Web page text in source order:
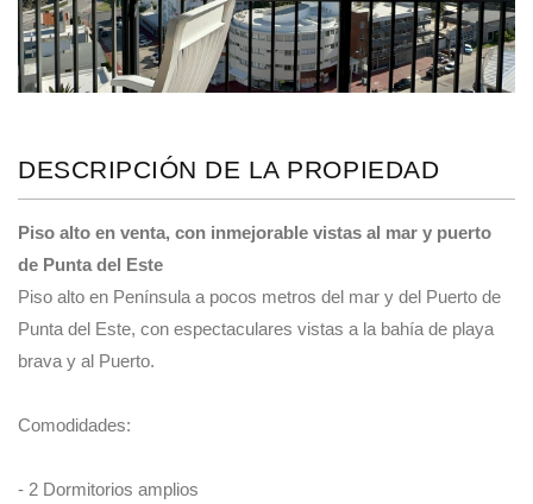
DESCRIPCIÓN DE LA PROPIEDAD
Piso alto en venta, con inmejorable vistas al mar y puerto
de Punta del Este
Piso alto en Península a pocos metros del mar y del Puerto de
Punta del Este, con espectaculares vistas a la bahía de playa
brava y al Puerto.
Comodidades:
- 2 Dormitorios amplios